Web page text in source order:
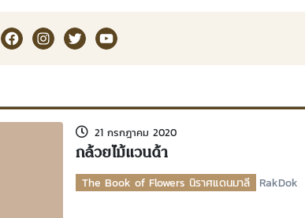
RakDok Channel Facebook
RakDok Channel Instagram
RakDok Twitter
Rakdok Channel Youtube
21 กรกฎาคม 2020
กล้วยไม้แวนด้า
The Book of Flowers นิราศแดนมาลี RakDok